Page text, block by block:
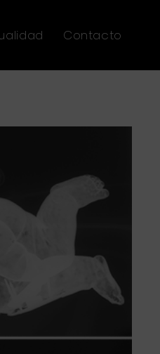
Contacto